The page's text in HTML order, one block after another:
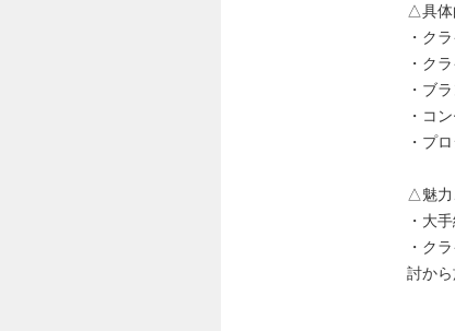
△具体
・ク
・ク
・ブ
・コ
・プ
△魅力
・大
・ク
討か